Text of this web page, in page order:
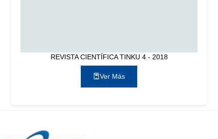
REVISTA CIENTÍFICA TINKU 4 - 2018
Ver Más